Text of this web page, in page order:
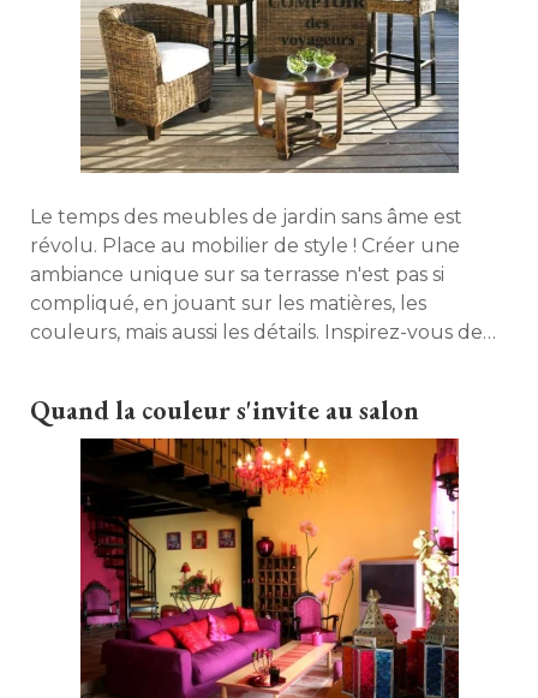
Le temps des meubles de jardin sans âme est
révolu. Place au mobilier de style ! Créer une
ambiance unique sur sa terrasse n'est pas si
compliqué, en jouant sur les matières, les
couleurs, mais aussi les détails. Inspirez-vous de
Quand la couleur s'invite au salon